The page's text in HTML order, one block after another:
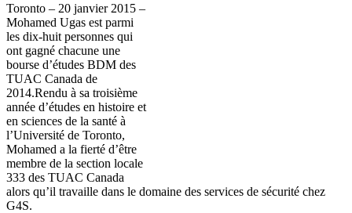
Toronto – 20 janvier 2015 –
Mohamed Ugas est parmi
les dix-huit personnes qui
ont gagné chacune une
bourse d’études BDM des
TUAC Canada de
2014.Rendu à sa troisième
année d’études en histoire et
en sciences de la santé à
l’Université de Toronto,
Mohamed a la fierté d’être
membre de la section locale
333 des TUAC Canada
alors qu’il travaille dans le domaine des services de sécurité chez
G4S.